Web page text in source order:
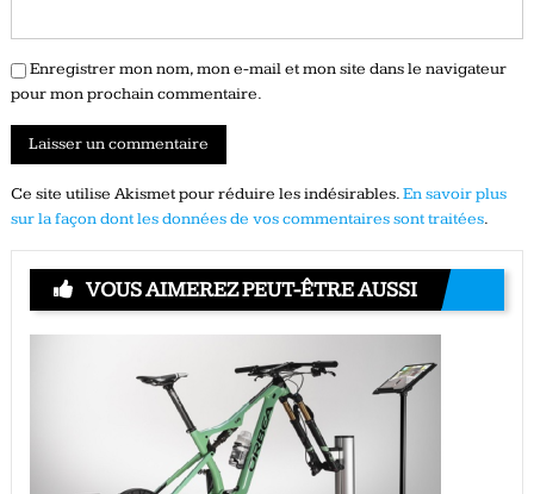
Enregistrer mon nom, mon e-mail et mon site dans le navigateur
pour mon prochain commentaire.
Ce site utilise Akismet pour réduire les indésirables.En savoir plus
sur la façon dont les données de vos commentaires sont traitées.
VOUS AIMEREZ PEUT-ÊTRE AUSSI